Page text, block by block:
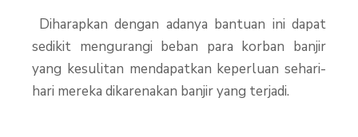
Diharapkan dengan adanya bantuan ini dapat
sedikit mengurangi beban para korban banjir
yang kesulitan mendapatkan keperluan sehari-
hari mereka dikarenakan banjir yang terjadi.